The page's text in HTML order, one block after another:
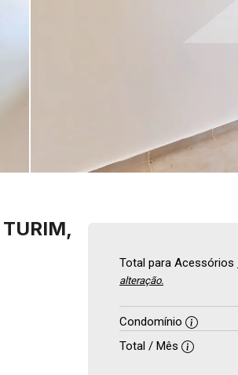
Total para Acessórios
alteração.
Condomínio
Total / Mês